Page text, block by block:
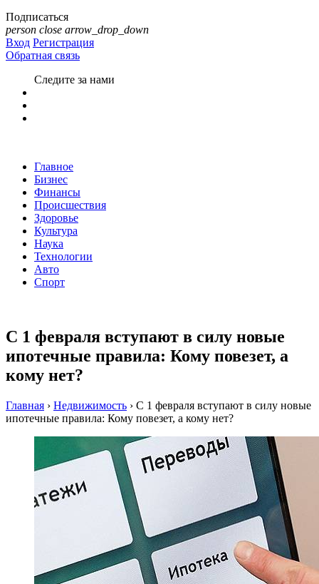
Подписаться
person close arrow_drop_down
Вход Регистрация
Обратная связь
Следите за нами
Главное
Бизнес
Финансы
Происшествия
Здоровье
Культура
Наука
Технологии
Авто
Спорт
С 1 февраля вступают в силу новые
ипотечные правила: Кому повезет, а
кому нет?
Главная › Недвижимость › С 1 февраля вступают в силу новые
ипотечные правила: Кому повезет, а кому нет?